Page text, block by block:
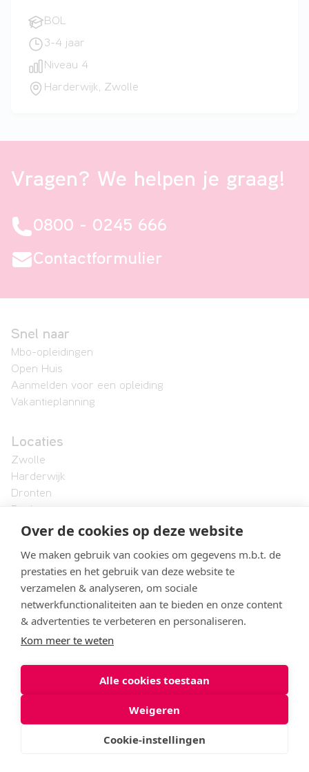
Over de cookies op deze website
We maken gebruik van cookies om gegevens m.b.t. de
prestaties en het gebruik van deze website te
verzamelen & analyseren, om sociale
netwerkfunctionaliteiten aan te bieden en onze content
& advertenties te verbeteren en personaliseren.
Kom meer te weten
Alle cookies toestaan
Weigeren
Cookie-instellingen
BOL
3-4 jaar
Niveau 4
Harderwijk, Zwolle
Vragen? We helpen je graag!
0800 - 0245 666
Contactformulier
Snel naar
Mbo-opleidingen
Open Huis
Aanmelden voor een opleiding
Vakantieplanning
Locaties
Zwolle
Harderwijk
Dronten
Lelystad
Landstede MBO
Onze organisatie
Formele documenten en protocollen
Vacatures
© 2026 Landstede MBO
Privacyverklaring